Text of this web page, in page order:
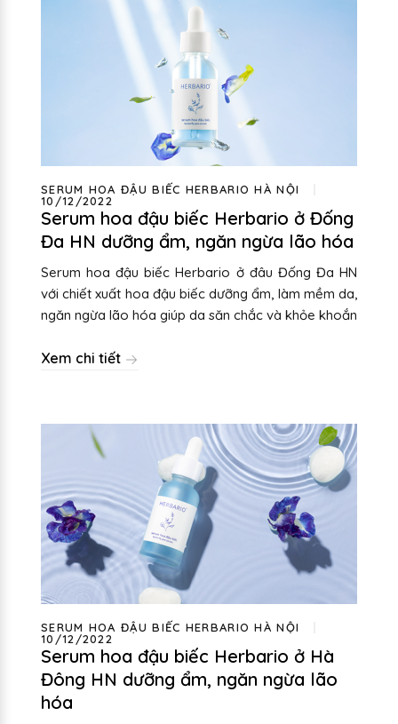
SERUM HOA ĐẬU BIẾC HERBARIO HÀ NỘI
10/12/2022
Serum hoa đậu biếc Herbario ở Đống
Đa HN dưỡng ẩm, ngăn ngừa lão hóa
Serum hoa đậu biếc Herbario ở đâu Đống Đa HN
với chiết xuất hoa đậu biếc dưỡng ẩm, làm mềm da,
ngăn ngừa lão hóa giúp da săn chắc và khỏe khoắn
Xem chi tiết
SERUM HOA ĐẬU BIẾC HERBARIO HÀ NỘI
10/12/2022
Serum hoa đậu biếc Herbario ở Hà
Đông HN dưỡng ẩm, ngăn ngừa lão
hóa